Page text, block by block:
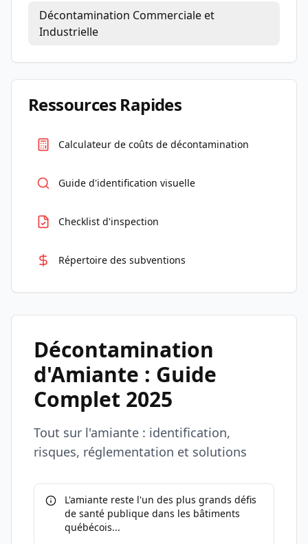
Décontamination Commerciale et
Industrielle
Ressources Rapides
Calculateur de coûts de décontamination
Guide d'identification visuelle
Checklist d'inspection
Répertoire des subventions
Décontamination
d'Amiante : Guide
Complet 2025
Tout sur l'amiante : identification,
risques, réglementation et solutions
L'amiante reste l'un des plus grands défis
de santé publique dans les bâtiments
québécois...